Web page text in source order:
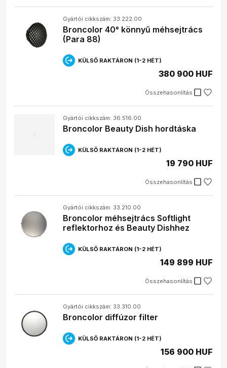
Gyártói cikkszám: 33.222.00
Broncolor 40° könnyű méhsejtrács
(Para 88)
KÜLSŐ RAKTÁRON (1-2 HÉT)
Összehasonlítás check_box_outline_blank
380 900 HUF
Gyártói cikkszám: 36.516.00
Broncolor Beauty Dish hordtáska
KÜLSŐ RAKTÁRON (1-2 HÉT)
Összehasonlítás check_box_outline_blank
19 790 HUF
Gyártói cikkszám: 33.210.00
Broncolor méhsejtrács Softlight
reflektorhoz és Beauty Dishhez
KÜLSŐ RAKTÁRON (1-2 HÉT)
Összehasonlítás check_box_outline_blank
149 899 HUF
Gyártói cikkszám: 33.310.00
Broncolor diffúzor filter
KÜLSŐ RAKTÁRON (1-2 HÉT)
156 900 HUF